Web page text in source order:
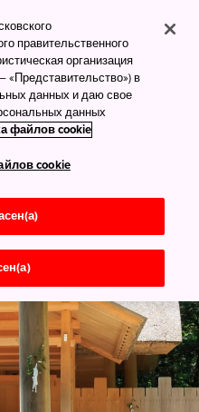
правительственного
организация
в
данных и даю свое
данных
файлов cookie
cookie